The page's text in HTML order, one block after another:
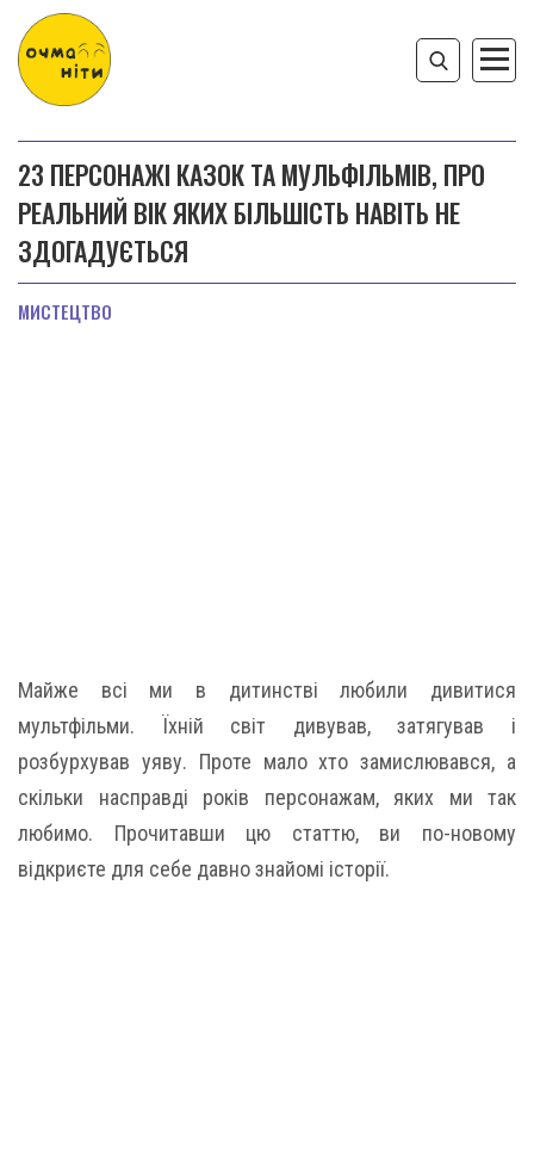
23 ПЕРСОНАЖІ КАЗОК ТА МУЛЬФІЛЬМІВ, ПРО
РЕАЛЬНИЙ ВІК ЯКИХ БІЛЬШІСТЬ НАВІТЬ НЕ
ЗДОГАДУЄТЬСЯ
МИСТЕЦТВО
Майже всі ми в дитинстві любили дивитися
мультфільми. Їхній світ дивував, затягував і
розбурхував уяву. Проте мало хто замислювався, а
скільки насправді років персонажам, яких ми так
любимо. Прочитавши цю статтю, ви по-новому
відкриєте для себе давно знайомі історії.